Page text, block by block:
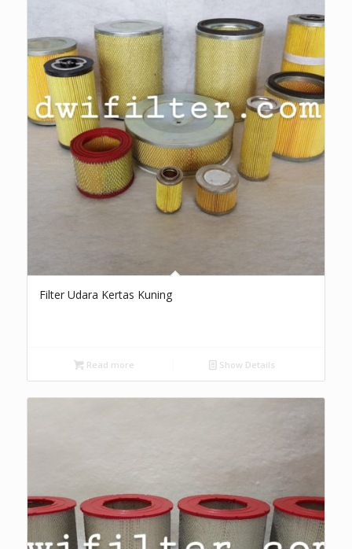
Filter Udara Kertas Kuning
Read more Show Details